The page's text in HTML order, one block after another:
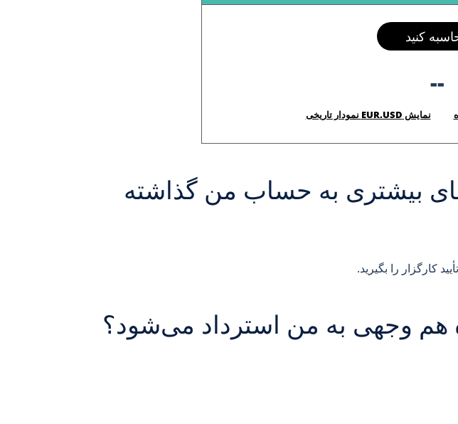
کنید
--
نمایش EUR.USD نمودار تاریخی
بیشتری به حساب من گذاشته
کارگزار را بگیرید.
هم وجهی به من استرداد می‌شود؟